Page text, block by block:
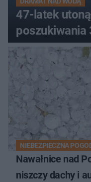
47-latek
poszukiwania
NIEBEZPIECZNA
Nawałnice nad
niszczy dachy i